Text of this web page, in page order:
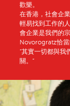
歡樂。
在香港，社會企
輕易找到工作的
會企業是我們的
Novorogratz恰當
“其實一切都與我
關。”